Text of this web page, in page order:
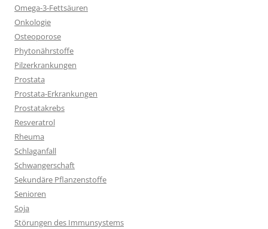
Omega-3-Fettsäuren
Onkologie
Osteoporose
Phytonährstoffe
Pilzerkrankungen
Prostata
Prostata-Erkrankungen
Prostatakrebs
Resveratrol
Rheuma
Schlaganfall
Schwangerschaft
Sekundäre Pflanzenstoffe
Senioren
Soja
Störungen des Immunsystems